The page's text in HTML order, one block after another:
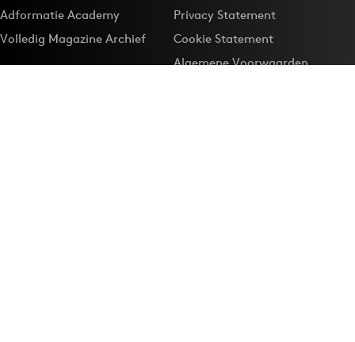
Adformatie Academy
Volledig Magazine Archief
Privacy Statement
Cookie Statement
Algemene Voorwaarden